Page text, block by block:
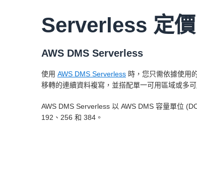
Serverless 定價
AWS DMS Serverless
使用 AWS DMS Serverless 時，您只需依據使用
移轉的連續資料複寫，並搭配單一可用區域或多
AWS DMS Serverless 以 AWS DMS 容量單位
192、256 和 384。